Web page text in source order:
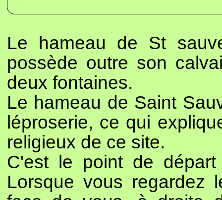
Le hameau de St
possède outre son
deux fontaines.
Le hameau de Saint
léproserie, ce qui
religieux de ce site.
C'est le point de
Lorsque vous regardez